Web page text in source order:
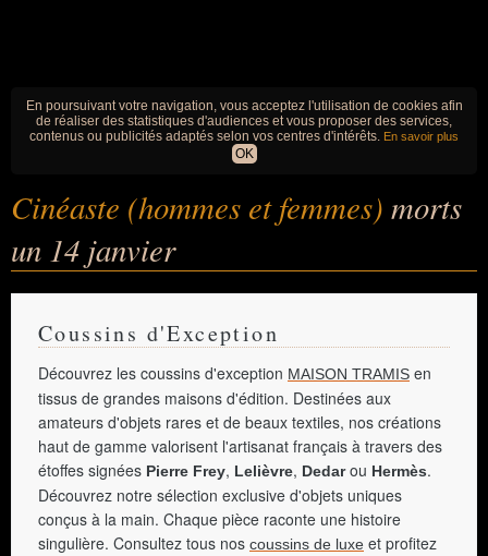
En poursuivant votre navigation, vous acceptez l'utilisation de cookies afin
de réaliser des statistiques d'audiences et vous proposer des services,
contenus ou publicités adaptés selon vos centres d'intérêts. En savoir plus
OK
Cinéaste (hommes et femmes) morts
un 14 janvier
Coussins d'Exception
Découvrez les coussins d'exception MAISON TRAMIS en
tissus de grandes maisons d'édition. Destinées aux
amateurs d'objets rares et de beaux textiles, nos créations
haut de gamme valorisent l'artisanat français à travers des
étoffes signées Pierre Frey, Lelièvre, Dedarou Hermès.
Découvrez notre sélection exclusive d'objets uniques
conçus à la main. Chaque pièce raconte une histoire
singulière. Consultez tous nos coussins de luxe et profitez